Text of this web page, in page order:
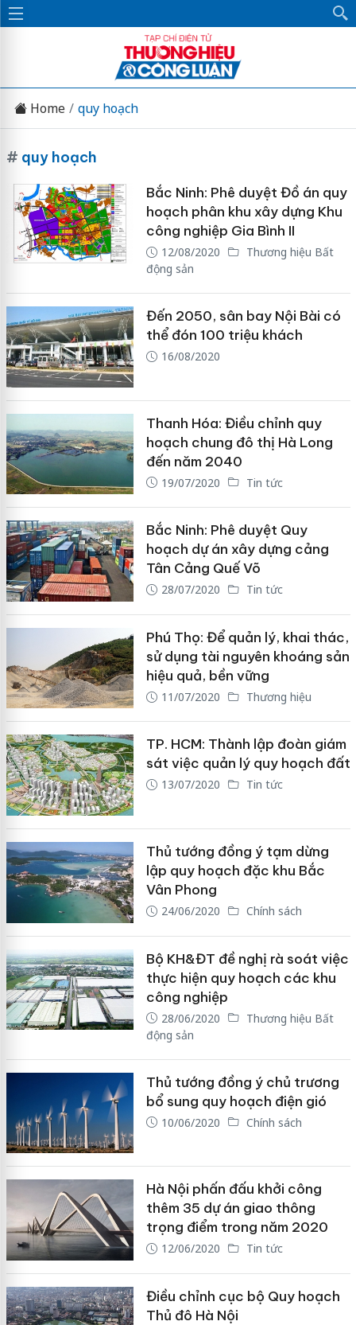
Home quy hoạch
# quy hoạch
Bắc Ninh: Phê duyệt Đồ án quy
hoạch phân khu xây dựng Khu
công nghiệp Gia Bình II
12/08/2020
Thương hiệu Bất
động sản
Đến 2050, sân bay Nội Bài có
thể đón 100 triệu khách
16/08/2020
Thanh Hóa: Điều chỉnh quy
hoạch chung đô thị Hà Long
đến năm 2040
19/07/2020 Tin tức
Bắc Ninh: Phê duyệt Quy
hoạch dự án xây dựng cảng
Tân Cảng Quế Võ
28/07/2020 Tin tức
Phú Thọ: Để quản lý, khai thác,
sử dụng tài nguyên khoáng sản
hiệu quả, bền vững
11/07/2020 Thương hiệu
TP. HCM: Thành lập đoàn giám
sát việc quản lý quy hoạch đất
13/07/2020 Tin tức
Thủ tướng đồng ý tạm dừng
lập quy hoạch đặc khu Bắc
Vân Phong
24/06/2020 Chính sách
Bộ KH&ĐT đề nghị rà soát việc
thực hiện quy hoạch các khu
công nghiệp
28/06/2020
Thương hiệu Bất
động sản
Thủ tướng đồng ý chủ trương
bổ sung quy hoạch điện gió
10/06/2020 Chính sách
Hà Nội phấn đấu khởi công
thêm 35 dự án giao thông
trọng điểm trong năm 2020
12/06/2020 Tin tức
Điều chỉnh cục bộ Quy hoạch
Thủ đô Hà Nội